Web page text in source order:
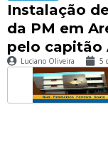
Instalação
da PM em
pelo capitão
Luciano Oliveira 5